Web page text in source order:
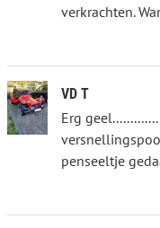
verkrachten.
VD T
Erg
penseeltje